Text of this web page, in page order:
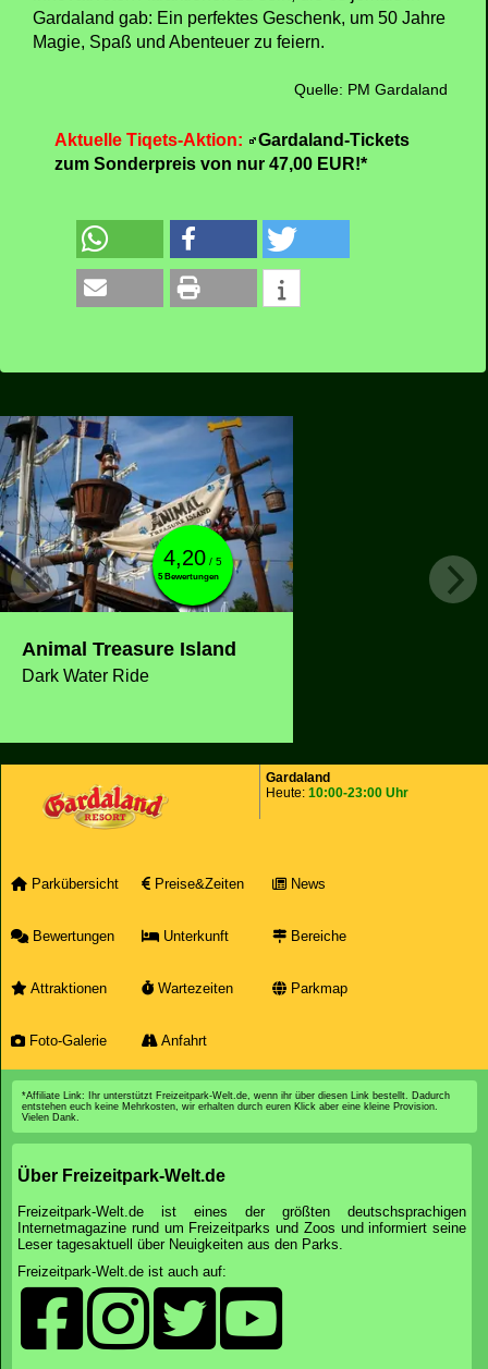
eröffneten Drop & Twist Tower – genossen haben, und
widmete daher der Musik von
Animal Treasure
wurde entwickelt, um eine echte emotionale Zeitleiste
begleiten, bei der sie in suggestive Atmosphären
eintauchen und auf dem gesamten Weg immer stärker
Animal Treasure Island verspricht bereits heute mit
seiner Einweihung, eine der aufregendsten und
innovativsten Attraktionen zu sein, die es jemals in
Gardaland gab: Ein perfektes Geschenk, um 50 Jahre
Quelle: PM Gardaland
Aktuelle Tiqets-Aktion: Gardaland-Tickets
zum Sonderpreis von nur 47,00 EUR!*
Animal Treasure Island
Heute:10:00-23:00 Uhr
Bewertungen Unterkunft Bereiche
Attraktionen Wartezeiten
Foto-Galerie Anfahrt